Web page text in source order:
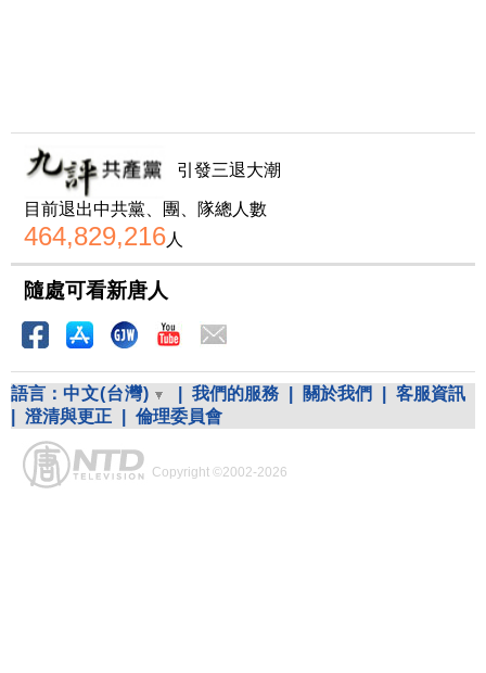
引發三退大潮
目前退出中共黨、團、隊總人數
464,829,216人
隨處可看新唐人
語言： 中文(台灣) 我們的服務 關於我們
客服資訊
澄清與更正 倫理委員會
Copyright ©2002-2026